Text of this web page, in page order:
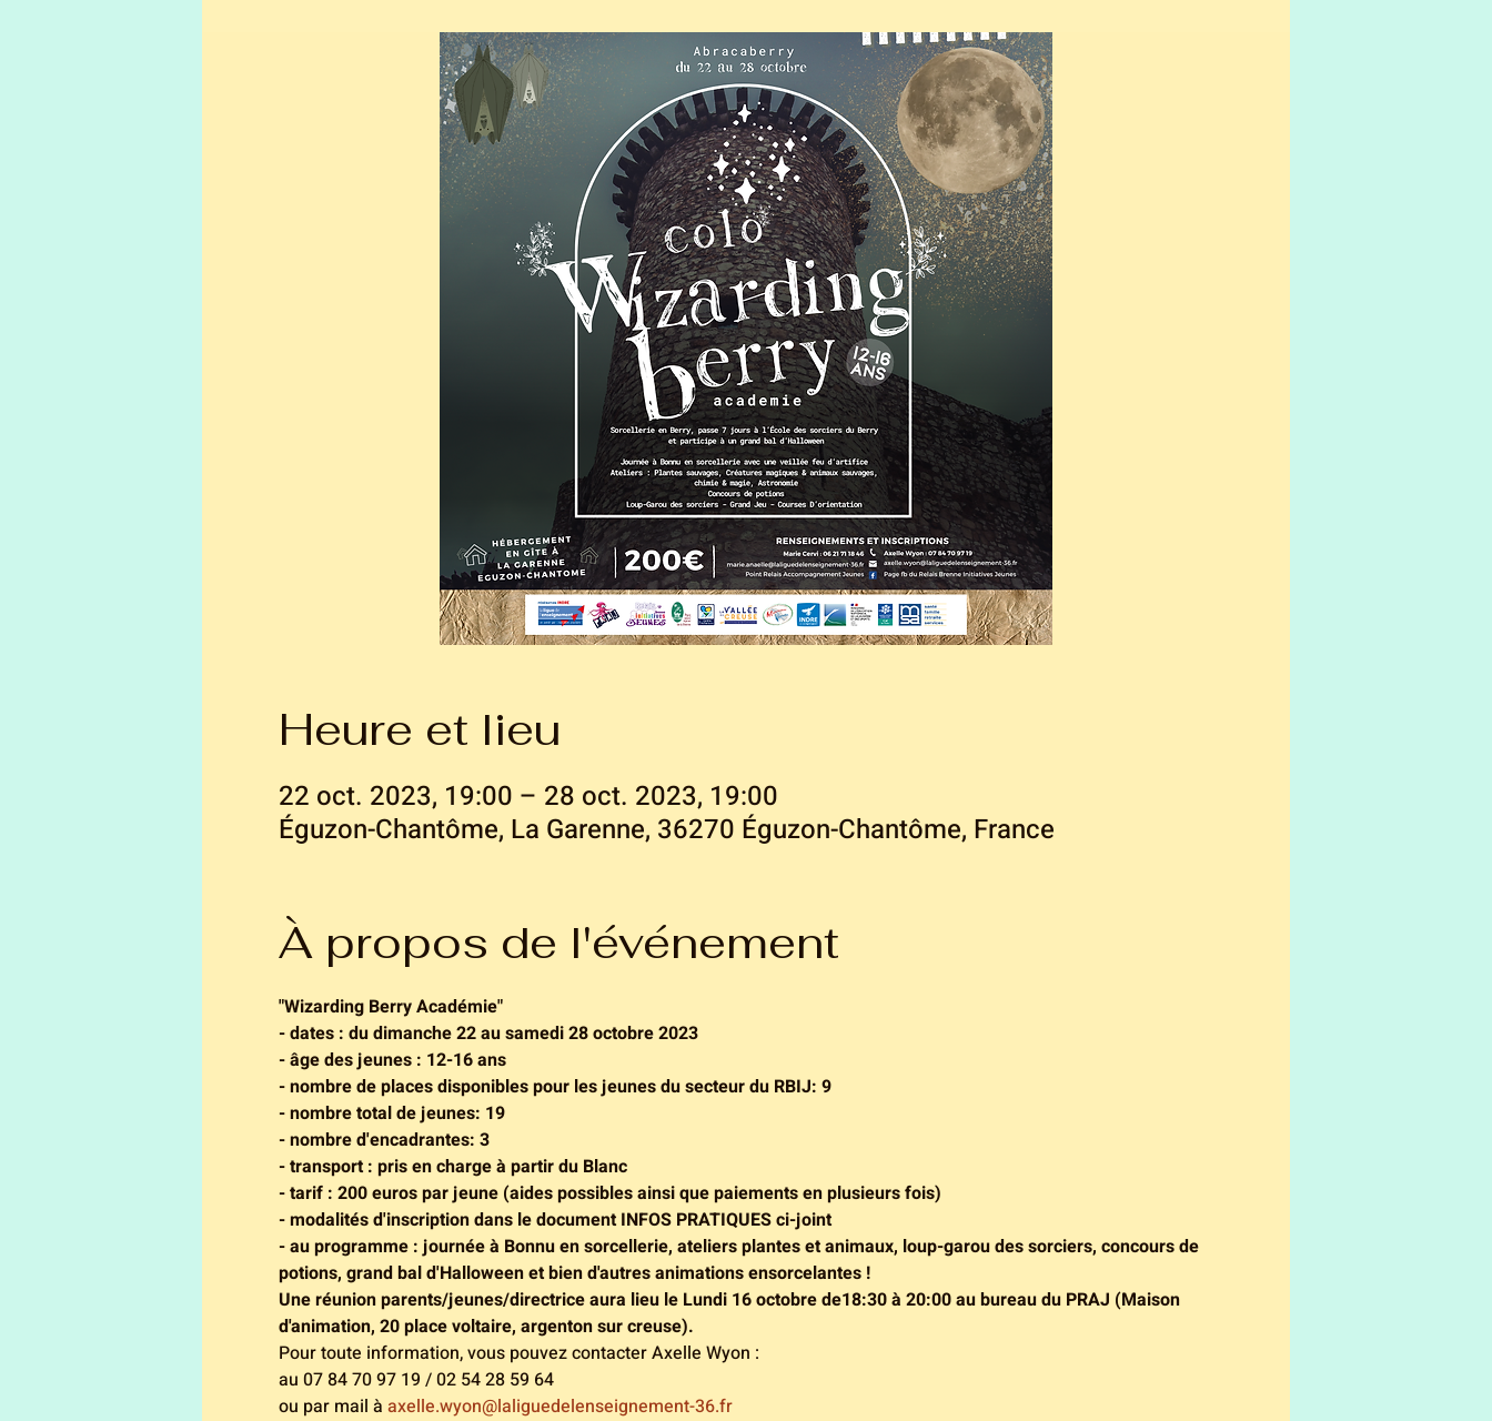
Heure et lieu
22 oct. 2023, 19:00 – 28 oct. 2023, 19:00
Éguzon-Chantôme, La Garenne, 36270 Éguzon-Chantôme, France
À propos de l'événement
"Wizarding Berry Académie"
- dates : du dimanche 22 au samedi 28 octobre 2023
- âge des jeunes : 12-16 ans
- nombre de places disponibles pour les jeunes du secteur du RBIJ: 9
- nombre total de jeunes: 19
- nombre d'encadrantes: 3
- transport : pris en charge à partir du Blanc
- tarif : 200 euros par jeune (aides possibles ainsi que paiements en plusieurs fois)
- modalités d'inscription dans le document INFOS PRATIQUES ci-joint
- au programme : journée à Bonnu en sorcellerie, ateliers plantes et animaux, loup-garou des sorciers, concours de
potions, grand bal d'Halloween et bien d'autres animations ensorcelantes !
Une réunion parents/jeunes/directrice aura lieu le Lundi 16 octobre de18:30 à 20:00 au bureau du PRAJ (Maison
d'animation, 20 place voltaire, argenton sur creuse).
Pour toute information, vous pouvez contacter Axelle Wyon :
au 07 84 70 97 19 / 02 54 28 59 64
ou par mail à axelle.wyon@laliguedelenseignement-36.fr